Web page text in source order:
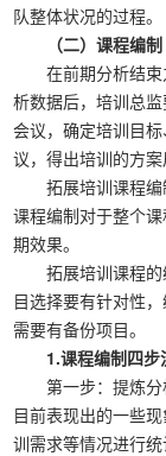
队整体状况的过程。
（二）课程编制
在前期分析结束
析数据后，培训总
会议，确定培训目
议，得出培训的方
拓展培训课程编
课程编制对于整个
期效果。
拓展培训课程的
目选择要有针对性
需要有备份项目。
1.课程编制四步
第一步：提炼分
目前表现出的一些
训需求等情况进行统